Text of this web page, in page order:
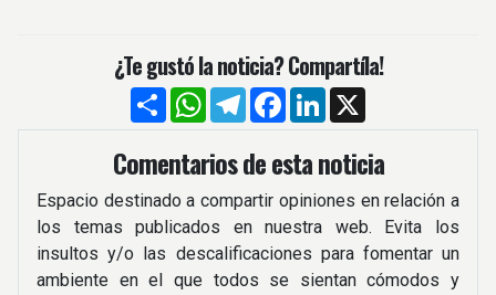
¿Te gustó la noticia? Compartíla!
CompartirWhatsApp
TelegramFacebook
LinkedIn
Comentarios de esta noticia
Espacio destinado a compartir opiniones en relación a
los temas publicados en nuestra web. Evita los
insultos y/o las descalificaciones para fomentar un
ambiente en el que todos se sientan cómodos y